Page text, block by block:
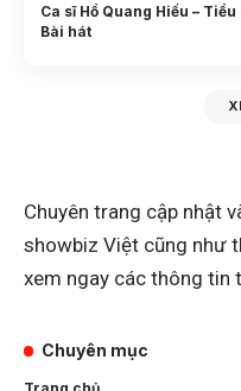
Ca sĩ Hồ Quang Hiếu – Tiểu
Bài hát
Chuyên trang cập nhật
showbiz Việt cũng như
xem ngay các thông tin
Chuyên mục